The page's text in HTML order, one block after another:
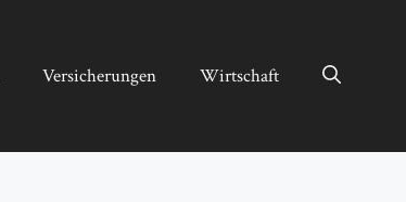
Versicherungen Wirtschaft